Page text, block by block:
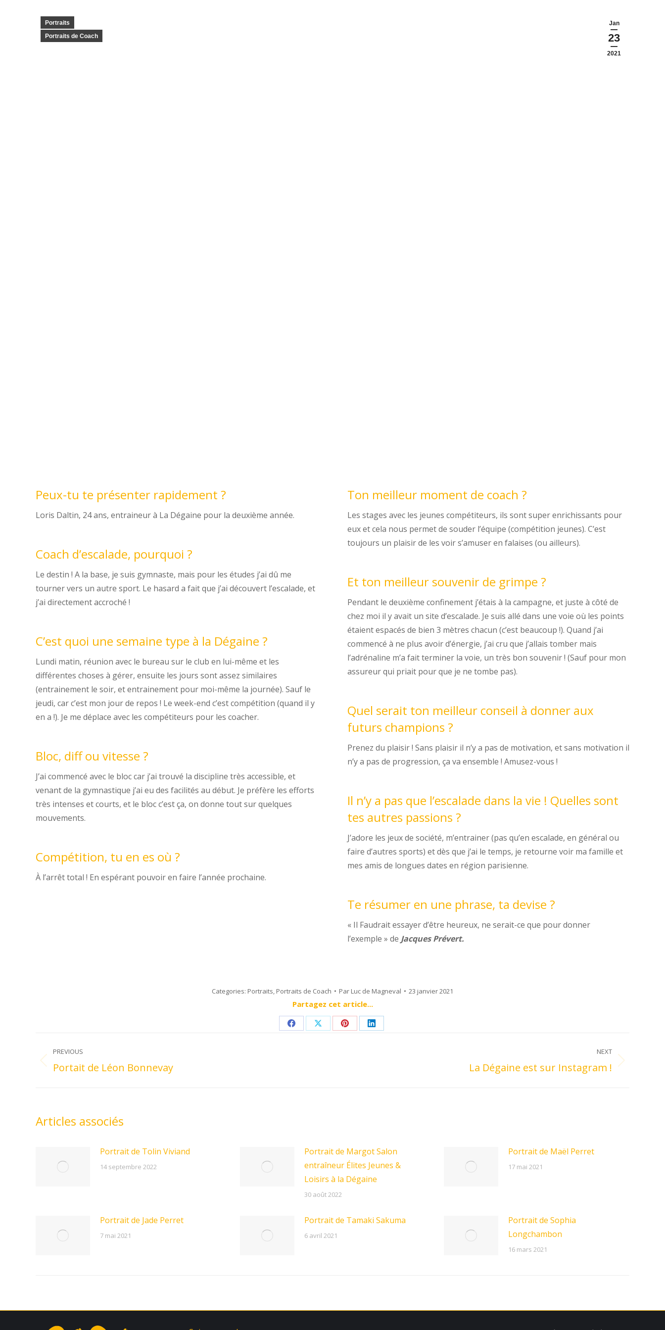
Jan
23
2021
Portraits
Portraits de Coach
Peux-tu te présenter rapidement ?
Loris Daltin, 24 ans, entraineur à La Dégaine pour la deuxième année.
Coach d’escalade, pourquoi ?
Le destin ! A la base, je suis gymnaste, mais pour les études j’ai dû me
tourner vers un autre sport. Le hasard a fait que j’ai découvert l’escalade, et
j’ai directement accroché !
C’est quoi une semaine type à la Dégaine ?
Lundi matin, réunion avec le bureau sur le club en lui-même et les
différentes choses à gérer, ensuite les jours sont assez similaires
(entrainement le soir, et entrainement pour moi-même la journée). Sauf le
jeudi, car c’est mon jour de repos ! Le week-end c’est compétition (quand il y
en a !). Je me déplace avec les compétiteurs pour les coacher.
Bloc, diff ou vitesse ?
J’ai commencé avec le bloc car j’ai trouvé la discipline très accessible, et
venant de la gymnastique j’ai eu des facilités au début. Je préfère les efforts
très intenses et courts, et le bloc c’est ça, on donne tout sur quelques
mouvements.
Compétition, tu en es où ?
À l’arrêt total ! En espérant pouvoir en faire l’année prochaine.
Ton meilleur moment de coach ?
Les stages avec les jeunes compétiteurs, ils sont super enrichissants pour
eux et cela nous permet de souder l’équipe (compétition jeunes). C’est
toujours un plaisir de les voir s’amuser en falaises (ou ailleurs).
Et ton meilleur souvenir de grimpe ?
Pendant le deuxième confinement j’étais à la campagne, et juste à côté de
chez moi il y avait un site d’escalade. Je suis allé dans une voie où les points
étaient espacés de bien 3 mètres chacun (c’est beaucoup !). Quand j’ai
commencé à ne plus avoir d’énergie, j’ai cru que j’allais tomber mais
l’adrénaline m’a fait terminer la voie, un très bon souvenir ! (Sauf pour mon
assureur qui priait pour que je ne tombe pas).
Quel serait ton meilleur conseil à donner aux
futurs champions ?
Prenez du plaisir ! Sans plaisir il n’y a pas de motivation, et sans motivation il
n’y a pas de progression, ça va ensemble ! Amusez-vous !
Il n’y a pas que l’escalade dans la vie ! Quelles sont
tes autres passions ?
J’adore les jeux de société, m’entrainer (pas qu’en escalade, en général ou
faire d’autres sports) et dès que j’ai le temps, je retourne voir ma famille et
mes amis de longues dates en région parisienne.
Te résumer en une phrase, ta devise ?
« Il Faudrait essayer d’être heureux, ne serait-ce que pour donner
l’exemple » de Jacques Prévert.
Categories: Portraits, Portraits de Coach Par Luc de Magneval 23 janvier 2021
Partagez cet article...
Share Share Share Share
navigation
PREVIOUS
Previous
Portait de Léon Bonnevay
NEXT
La Dégaine est sur Instagram !
Articles associés
Portrait de Tolin Viviand
14 septembre 2022
Portrait de Margot Salon
entraîneur Élites Jeunes &
Loisirs à la Dégaine
30 août 2022
Portrait de Maël Perret
17 mai 2021
Portrait de Jade Perret
7 mai 2021
Portrait de Tamaki Sakuma
6 avril 2021
Portrait de Sophia
Longchambon
16 mars 2021